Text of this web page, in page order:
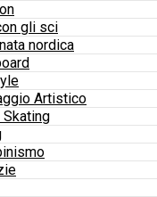
gli sci
nordica
Artistico